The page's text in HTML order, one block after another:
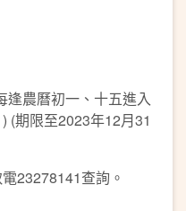
逢農曆初一、十五進入
(期限至2023年12月31
23278141查詢。